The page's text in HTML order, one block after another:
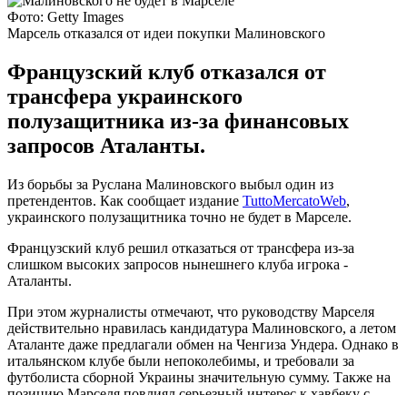
Фото: Getty Images
Марсель отказался от идеи покупки Малиновского
Французский клуб отказался от
трансфера украинского
полузащитника из-за финансовых
запросов Аталанты.
Из борьбы за Руслана Малиновского выбыл один из
претендентов. Как сообщает издание TuttoMercatoWeb,
украинского полузащитника точно не будет в Марселе.
Французский клуб решил отказаться от трансфера из-за
слишком высоких запросов нынешнего клуба игрока -
Аталанты.
При этом журналисты отмечают, что руководству Марселя
действительно нравилась кандидатура Малиновского, а летом
Аталанте даже предлагали обмен на Ченгиза Ундера. Однако в
итальянском клубе были непоколебимы, и требовали за
футболиста сборной Украины значительную сумму. Также на